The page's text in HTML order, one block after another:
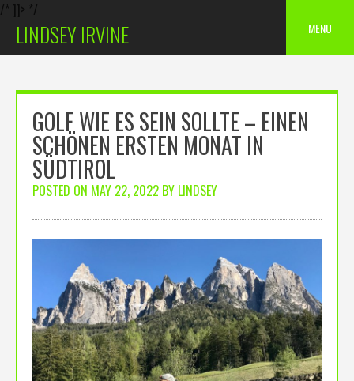
/* ]]> */
SkipLINDSEY IRVINE MENU
GOLF WIE ES SEIN SOLLTE – EINEN
SCHÖNEN ERSTEN MONAT IN
SÜDTIROL
POSTED ON MAY 22, 2022 BY LINDSEY